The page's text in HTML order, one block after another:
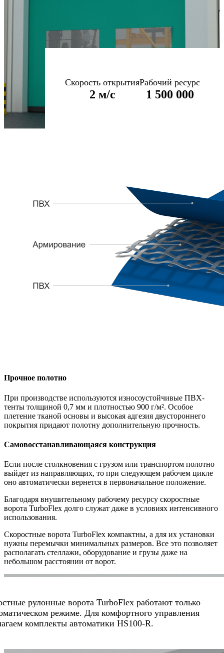
Скорость открытия
2 м/с
Рабочий ресурс
1 500 000
Прочное полотно
При производстве используются износоустойчивые ПВХ-
тенты толщиной 0,7 мм и плотностью 900 г/м². Особое
плетение тканой основы и высокая адгезия двустороннего
покрытия придают полотну дополнительную прочность.
Самовосстанавливающаяся конструкция
Если после столкновения с грузом или транспортом полотно
выйдет из направляющих, то при следующем рабочем цикле
оно автоматически вернется в первоначальное положение.
Благодаря внушительному рабочему ресурсу скоростные
ворота TurboFlex долго служат даже в условиях интенсивного
использования.
Скоростные ворота TurboFlex компактны, а для их установки
нужны перемычки минимальных размеров. Все это позволяет
располагать стеллажи, оборудование и грузы даже на
небольшом расстоянии от ворот.
рулонные ворота TurboFlex работают только
режиме. Для комфортного управления
комплекты автоматики HS100-R.